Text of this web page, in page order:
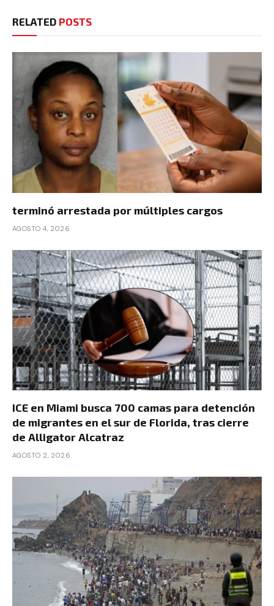
RELATED POSTS
terminó arrestada por múltiples cargos
AGOSTO 4, 2026
ICE en Miami busca 700 camas para detención
de migrantes en el sur de Florida, tras cierre
de Alligator Alcatraz
AGOSTO 2, 2026